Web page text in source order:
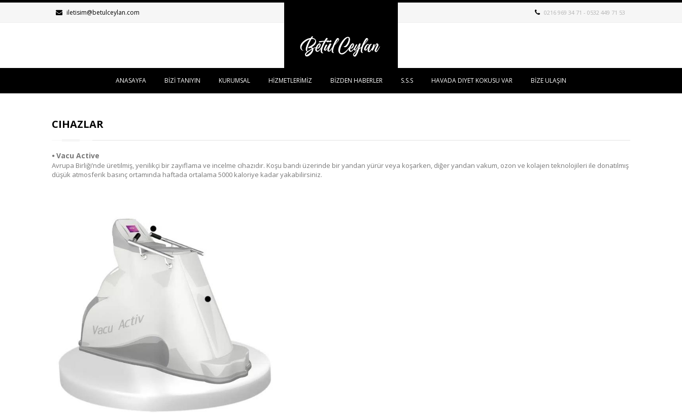
iletisim@betulceylan.com 0216 969 34 71 - 0532 449 71 53
ANASAYFA BİZİ TANIYIN KURUMSAL HİZMETLERİMİZ BİZDEN HABERLER S.S.S HAVADA DIYET KOKUSU VAR BİZE ULAŞIN
CIHAZLAR
⦁ Vacu Active
Avrupa Birliği’nde üretilmiş, yenilikçi bir zayıflama ve incelme cihazıdır. Koşu bandı üzerinde bir yandan yürür veya koşarken, diğer yandan vakum, ozon ve kolajen teknolojileri ile donatılmış
düşük atmosferik basınç ortamında haftada ortalama 5000 kaloriye kadar yakabilirsiniz.